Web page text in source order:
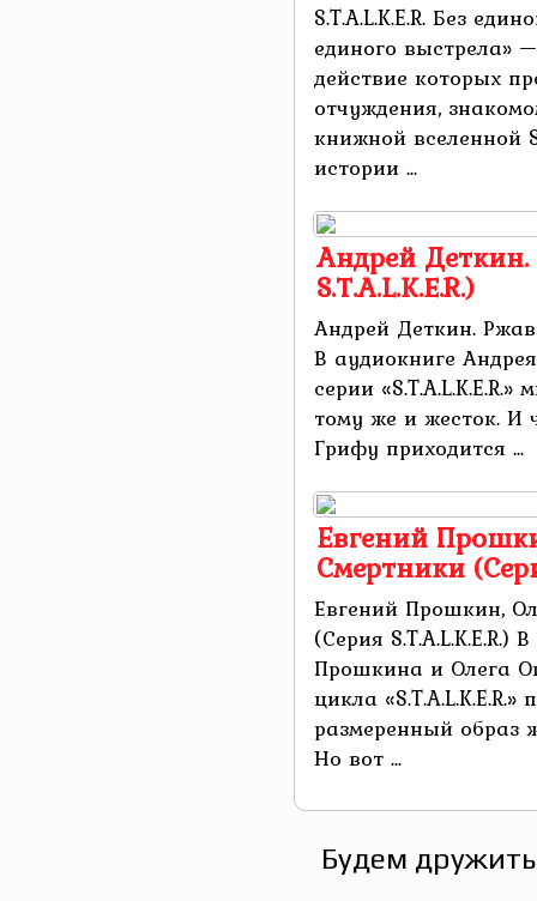
S.T.A.L.K.E.R. Без
единого выстрела»
действие которых
отчуждения,
книжной вселенной
истории ...
Андрей
S.T.A.L.K.E.R.)
Андрей Деткин.
В аудиокниге
серии
тому же и жесток. И
Грифу приходится ...
Евгений
Смертники
Евгений Прошкин,
(Серия S.T.A.L.K.E.R.)
Прошкина и Олега
цикла
размеренный образ
Но вот ...
Будем